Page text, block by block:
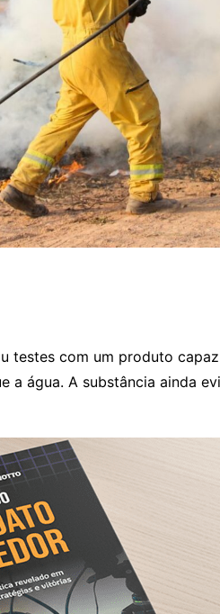
testes com um produto
a água. A substância ainda